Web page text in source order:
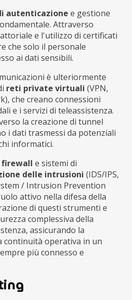
autenticazione e gestione
Attraverso
e l'utilizzo di certificati
che solo il personale
ai dati sensibili.
è ulteriormente
reti private virtuali (VPN,
che creano connessioni
e i servizi di teleassistenza.
la creazione di tunnel
i dati trasmessi da potenziali
informatici.
firewall e sistemi di
delle intrusioni (IDS/IPS,
/ Intrusion Prevention
attivo nella difesa della
di questi strumenti e
complessiva della
assicurando la
continuità operativa in un
più connesso e